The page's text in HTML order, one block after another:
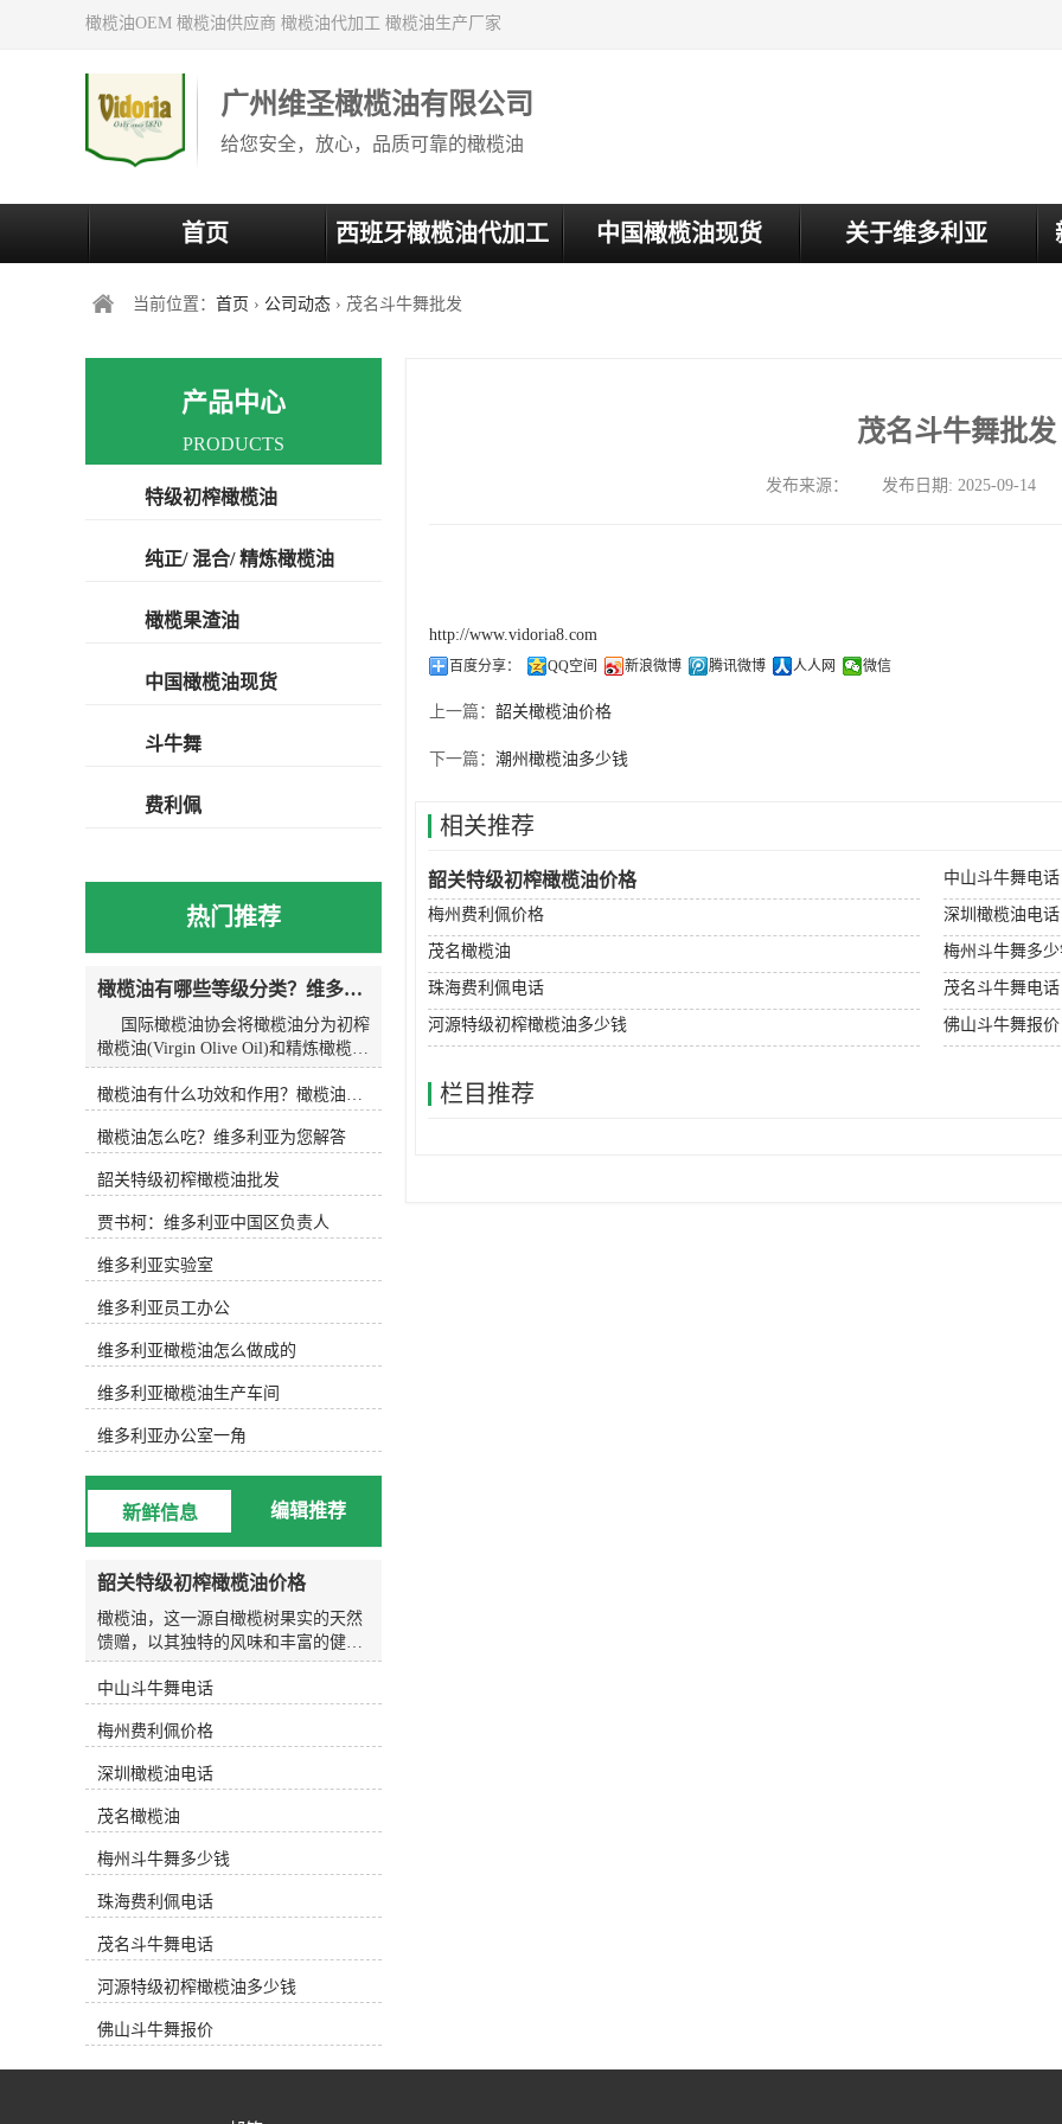
橄榄油OEM 橄榄油供应商 橄榄油代加工 橄榄油生产厂家
广州维圣橄榄油有限公司
给您安全，放心，品质可靠的橄榄油
首页 西班牙橄榄油代加工 中国橄榄油现货 关于维多利亚
当前位置： 首页 › 公司动态 › 茂名斗牛舞批发
茂名斗牛舞批发
发布来源： 发布日期: 2025-09-14
http://www.vidoria8.com
百度分享： QQ空间 新浪微博 腾讯微博 人人网 微信
上一篇： 韶关橄榄油价格
下一篇： 潮州橄榄油多少钱
相关推荐
韶关特级初榨橄榄油价格 中山斗牛舞电话
梅州费利佩价格 深圳橄榄油电话
茂名橄榄油 梅州斗牛舞多
珠海费利佩电话 茂名斗牛舞电话
河源特级初榨橄榄油多少钱 佛山斗牛舞报价
栏目推荐
产品中心
PRODUCTS
特级初榨橄榄油
纯正/ 混合/ 精炼橄榄油
橄榄果渣油
中国橄榄油现货
斗牛舞
费利佩
热门推荐
橄榄油有哪些等级分类？维多利亚为您解说
国际橄榄油协会将橄榄油分为初榨
橄榄油(Virgin Olive Oil)和精炼橄榄油
(Lampante Olive Oil或Refined Olive
Oil)两大类，五个级别。下面维多利
或称为天然橄榄油，是直接从新鲜的
橄榄果实中采取机械冷榨、经过过滤
等处理除去异物后得到的油脂。根据
酸度的不同可分为三个级别：特级初
榨橄榄油(Extra Virgin)：是较高级
别、质量较高的橄榄油，是纯天然产
品。口味良好，有淡雅怡人的植物芬
芳，酸度不超过1%。优良初榨橄榄油
2%，味道纯正、芳香。普通初榨橄榄
油(Ordinary Virgin)：口味与风味尚
可，酸度不超过3.3%。精炼橄榄油是
指酸度超过3.3%的初榨橄榄油精炼后
所得到的橄榄油，或成为“二次油”。
精炼橄榄油可分为两个级别：普通橄
榄油(Olive Oil)：精炼橄榄油与一定
比例的初榨橄榄油混合，以调和味道
与颜色，其酸度在1.5%以下，呈透明
的淡金黄色。(橄榄果渣油)精炼橄榄
杂质油(Refined Olive-Pomace Oil)：是
通过溶解法从油渣中提取并经过精炼
而得到的橄榄油。 市面上三大类橄榄
油 产地油 (Regional Oil)：指选用的橄
榄果出自一个国家某一个特定的种植
用的橄榄果品种和具体种植地。一些
及严格的加工方式获得欧盟原产地*
保护(PDO)。这类油风味口感特别，
果香浓郁，因此价格比较昂贵。通常
产地油都在橄榄油专卖店中销售，深
受中产阶级的爱戴。工业油 (Bulk
Oil)：在超市中销售的绝大多数都是
这类工业油的来源。他们从世界各主
勾兑混装。这类橄榄油在标签上没有
种植地，只标明灌瓶的产地。由于是
照统一的配方进行勾兑，因此工业油
一般口感比较划一，但因其价格低
橄榄油有什么功效和作用？橄榄油厂家告诉你
橄榄油怎么吃？维多利亚为您解答
韶关特级初榨橄榄油批发
贾书柯：维多利亚中国区负责人
维多利亚实验室
维多利亚员工办公
维多利亚橄榄油怎么做成的
维多利亚橄榄油生产车间
维多利亚办公室一角
新鲜信息 编辑推荐
韶关特级初榨橄榄油价格
橄榄油，这一源自橄榄树果实的天然
馈赠，以其独特的风味和丰富的健康
益处，逐渐成为现代家庭厨房中**的
一部分。在韶关，越来越多的消费者
格，希望能在日常饮食中融入这一健
康元素。今天，我们将带您深入了解
橄榄油的魅力，并探讨如何在韶关市
场上做出明智的选择。橄榄油的健康
之源橄榄油富含单不饱和脂肪酸，特
别是油酸，这种健康脂肪有助于调节
胆固醇水平，对心血管健康大有裨
益。此外，橄榄油中还含有丰富的维
分有助于抵抗自由基的损害，保护细
胞免受氧化压力，从而减缓衰老过
程，维护皮肤健康。无论是用于烹
饪、凉拌还是烘焙，橄榄油都能为食
物增添独特的风味和香气。其金黄的
色泽和醇厚的口感，使每一道菜肴都
油，不仅是对美味的追求，更是对健
中山斗牛舞电话
梅州费利佩价格
深圳橄榄油电话
茂名橄榄油
梅州斗牛舞多少钱
珠海费利佩电话
茂名斗牛舞电话
河源特级初榨橄榄油多少钱
佛山斗牛舞报价